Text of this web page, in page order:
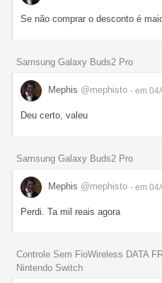
Se não comprar o desconto é
Samsung Galaxy Buds2 Pro
Mephis @mephisto - em
Deu certo, valeu
Samsung Galaxy Buds2 Pro
Mephis @mephisto - em
Perdi. Ta mil reais agora
Controle Sem FioWireless DATA
Nintendo Switch